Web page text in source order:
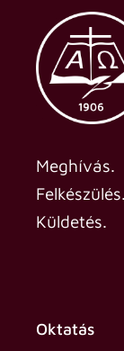
Meghívás.
Felkészülés.
Küldetés.
Oktatás